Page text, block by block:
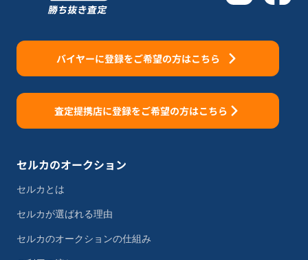
バイヤーに登録をご希望の方はこちら
査定提携店に登録をご希望の方はこちら
セルカのオークション
セルカとは
セルカが選ばれる理由
セルカのオークションの仕組み